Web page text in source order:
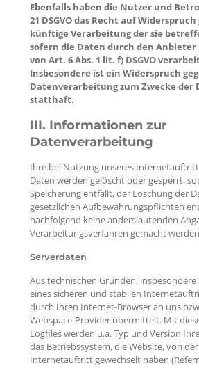
Ebenfalls haben die Nutzer und
21 DSGVO das Recht auf Widerspruch
künftige Verarbeitung der sie
sofern die Daten durch den Anbieter
von Art. 6 Abs. 1 lit. f) DSGVO
Insbesondere ist ein Widerspruch
Datenverarbeitung zum Zwecke der
statthaft.
III. Informationen zur
Datenverarbeitung
Ihre bei Nutzung unseres
Daten werden gelöscht oder gesperrt,
Speicherung entfällt, der Löschung der
gesetzlichen Aufbewahrungspflichten
nachfolgend keine anderslautenden
Verarbeitungsverfahren gemacht
Serverdaten
Aus technischen Gründen,
eines sicheren und stabilen
durch Ihren Internet-Browser an uns
Webspace-Provider übermittelt. Mit
Logfiles werden u.a. Typ und Version
das Betriebssystem, die Website, von
Internetauftritt gewechselt haben